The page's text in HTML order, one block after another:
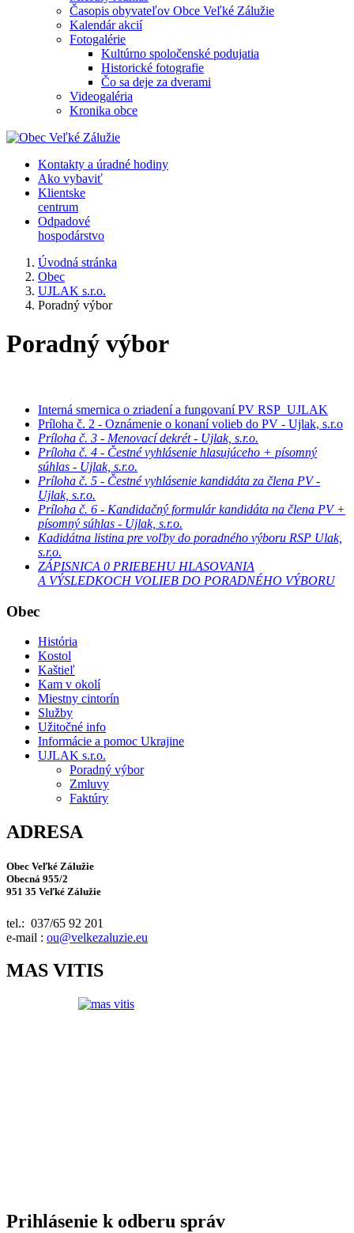
Časopis obyvateľov Obce Veľké Zálužie
Kalendár akcií
Fotogalérie
Kultúrno spoločenské podujatia
Historické fotografie
Čo sa deje za dverami
Videogaléria
Kronika obce
Kontakty a úradné hodiny
Ako vybaviť
Klientske
centrum
Odpadové
hospodárstvo
Úvodná stránka
Obec
UJLAK s.r.o.
Poradný výbor
Poradný výbor
Interná smernica o zriadení a fungovaní PV RSP_UJLAK
Príloha č. 2 - Oznámenie o konaní volieb do PV - Ujlak, s.r.o
Príloha č. 3 - Menovací dekrét - Ujlak, s.r.o.
Príloha č. 4 - Čestné vyhlásenie hlasujúceho + písomný
súhlas - Ujlak, s.r.o.
Príloha č. 5 - Čestné vyhlásenie kandidáta za člena PV -
Ujlak, s.r.o.
Príloha č. 6 - Kandidačný formulár kandidáta na člena PV +
písomný súhlas - Ujlak, s.r.o.
Kadidátna listina pre voľby do poradného výboru RSP Ulak,
s.r.o.
ZÁPISNICA 0 PRIEBEHU HLASOVANIA
A VÝSLEDKOCH VOLIEB DO PORADNÉHO VÝBORU
Obec
História
Kostol
Kaštieľ
Kam v okolí
Miestny cintorín
Služby
Užitočné info
Informácie a pomoc Ukrajine
UJLAK s.r.o.
Poradný výbor
Zmluvy
Faktúry
ADRESA
Obec Veľké Zálužie
Obecná 955/2
951 35 Veľké Zálužie
tel.: 037/65 92 201
e-mail : ou@velkezaluzie.eu
MAS VITIS
Prihlásenie k odberu správ